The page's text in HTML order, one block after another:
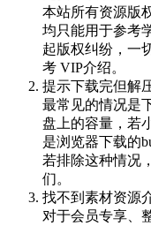
本站所有资源版
均只能用于参考
起版权纠纷，一
考 VIP介绍。
提示下载完但解
最常见的情况是
盘上的容量，若
是浏览器下载的
若排除这种情况
们。
找不到素材资源
对于会员专享、